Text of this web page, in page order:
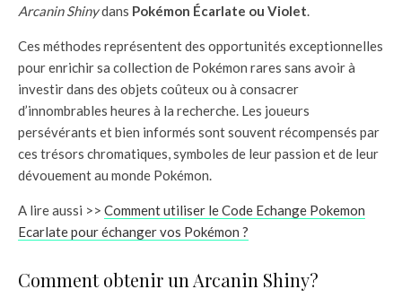
Arcanin Shinydans Pokémon Écarlate ou Violet.
Ces méthodes représentent des opportunités exceptionnelles
pour enrichir sa collection de Pokémon rares sans avoir à
investir dans des objets coûteux ou à consacrer
d’innombrables heures à la recherche. Les joueurs
persévérants et bien informés sont souvent récompensés par
ces trésors chromatiques, symboles de leur passion et de leur
dévouement au monde Pokémon.
A lire aussi >> Comment utiliser le Code Echange Pokemon
Ecarlate pour échanger vos Pokémon ?
Comment obtenir un Arcanin Shiny?